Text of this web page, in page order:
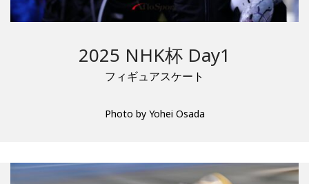
2025 NHK杯 Day1
フィギュアスケート
Photo by Yohei Osada